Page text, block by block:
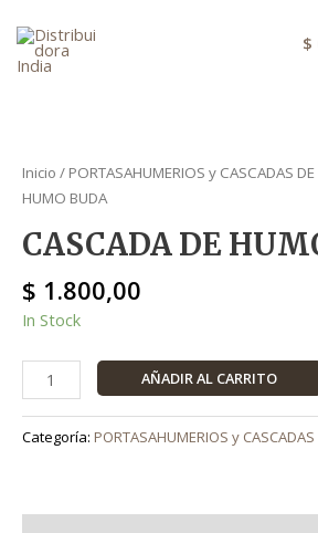
contenido
$
Inicio / PORTASAHUMERIOS y CASCADAS
HUMO BUDA
CASCADA DE
$ 1.800,00
In Stock
DE
HUMO
cantidad
AÑADIR AL CARRITO
Categoría: PORTASAHUMERIOS y